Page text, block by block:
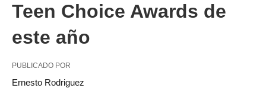
Teen Choice Awards de
este año
PUBLICADO POR
Ernesto Rodriguez